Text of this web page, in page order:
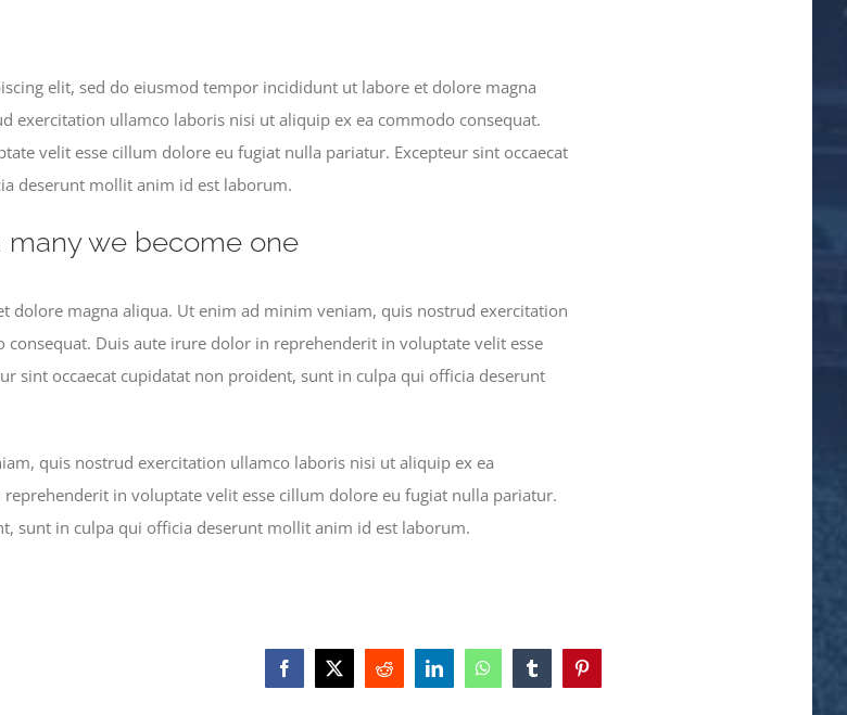
elit, sed do eiusmod tempor incididunt ut labore et dolore magna
exercitation ullamco laboris nisi ut aliquip ex ea commodo consequat.
velit esse cillum dolore eu fugiat nulla pariatur. Excepteur sint occaecat
deserunt mollit anim id est laborum.
many we become one
dolore magna aliqua. Ut enim ad minim veniam, quis nostrud exercitation
Duis aute irure dolor in reprehenderit in voluptate velit esse
sint occaecat cupidatat non proident, sunt in culpa qui officia deserunt
quis nostrud exercitation ullamco laboris nisi ut aliquip ex ea
in voluptate velit esse cillum dolore eu fugiat nulla pariatur.
sunt in culpa qui officia deserunt mollit anim id est laborum.